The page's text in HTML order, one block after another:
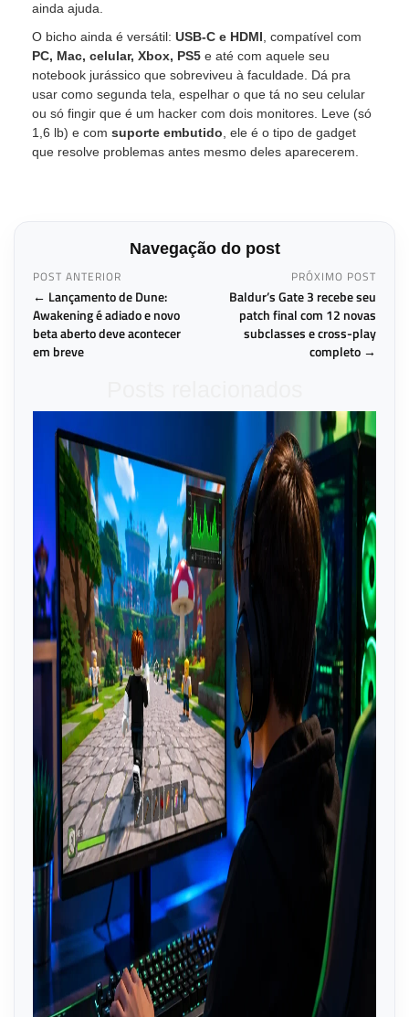
ainda ajuda.
O bicho ainda é versátil: USB-C e HDMI , compatível com
PC, Mac, celular, Xbox, PS5 e até com aquele seu
notebook jurássico que sobreviveu à faculdade. Dá pra
usar como segunda tela, espelhar o que tá no seu celular
ou só fingir que é um hacker com dois monitores. Leve (só
1,6 lb) e com suporte embutido , ele é o tipo de gadget
que resolve problemas antes mesmo deles aparecerem.
Navegação do post
POST ANTERIOR
← Lançamento de Dune:
Awakening é adiado e novo
beta aberto deve acontecer
em breve
PRÓXIMO POST
Baldur’s Gate 3 recebe seu
patch final com 12 novas
subclasses e cross-play
completo →